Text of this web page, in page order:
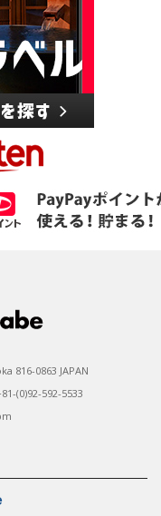
816-0863 JAPAN
(0)92-592-5533